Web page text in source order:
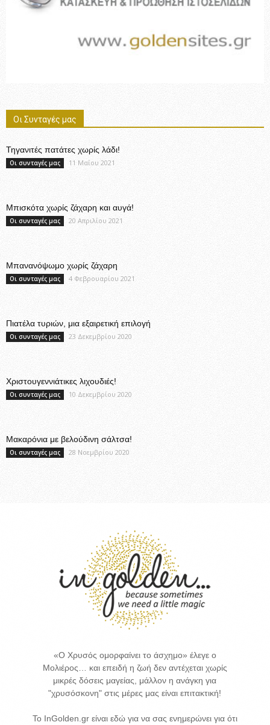
Οι Συνταγές μας
Τηγανιτές πατάτες χωρίς λάδι!
Οι συνταγές μας 11 Μαΐου 2021
Μπισκότα χωρίς ζάχαρη και αυγά!
Οι συνταγές μας 20 Απριλίου 2021
Μπανανόψωμο χωρίς ζάχαρη
Οι συνταγές μας 4 Φεβρουαρίου 2021
Πιατέλα τυριών, μια εξαιρετική επιλογή
Οι συνταγές μας 23 Δεκεμβρίου 2020
Χριστουγεννιάτικες λιχουδιές!
Οι συνταγές μας 10 Δεκεμβρίου 2020
Μακαρόνια με βελούδινη σάλτσα!
Οι συνταγές μας 28 Νοεμβρίου 2020
«Ο Χρυσός ομορφαίνει το άσχημο» έλεγε ο
Μολιέρος… και επειδή η ζωή δεν αντέχεται χωρίς
μικρές δόσεις μαγείας, μάλλον η ανάγκη για
"χρυσόσκονη" στις μέρες μας είναι επιτακτική!
Το InGolden.gr είναι εδώ για να σας ενημερώνει για ότι